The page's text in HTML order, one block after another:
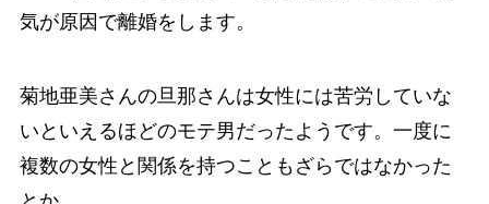
気が原因で離婚をします。
菊地亜美さんの旦那さんは女性には苦労していな
いといえるほどのモテ男だったようです。一度に
複数の女性と関係を持つこともざらではなかった